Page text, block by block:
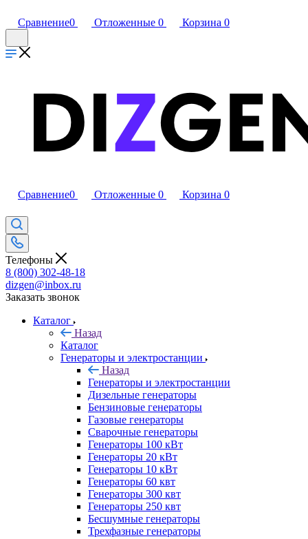
Сравнение0 Отложенные 0 Корзина 0
Сравнение0 Отложенные 0 Корзина 0
Телефоны
8 (800) 302-48-18
dizgen@inbox.ru
Заказать звонок
Каталог
Назад
Каталог
Генераторы и электростанции
Назад
Генераторы и электростанции
Дизельные генераторы
Бензиновые генераторы
Газовые генераторы
Сварочные генераторы
Генераторы 100 кВт
Генераторы 20 кВт
Генераторы 10 кВт
Генераторы 60 квт
Генераторы 300 квт
Генераторы 250 квт
Бесшумные генераторы
Трехфазные генераторы